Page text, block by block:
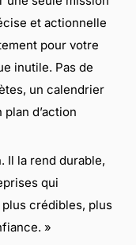
et actionnelle
pour votre
inutile. Pas de
un calendrier
d’action
Il la rend durable,
qui
crédibles, plus
»